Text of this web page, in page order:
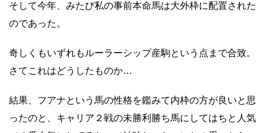
そして今年、みたび私の事前本命馬は大外枠に配置された
のであった。
奇しくもいずれもルーラーシップ産駒という点まで合致。
さてこれはどうしたものか…
結果、フアナという馬の性格を鑑みて内枠の方が良いと思
ったのと、キャリア２戦の未勝利勝ち馬にしてはちと人気